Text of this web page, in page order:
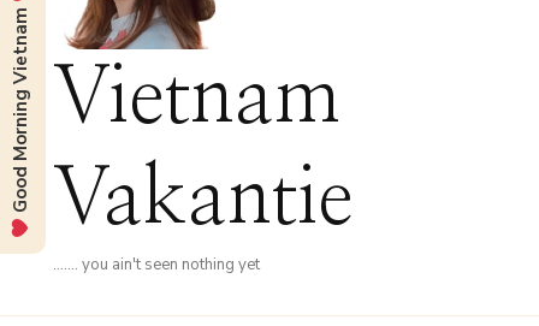
Vietnam
Vakantie
……. you ain't seen nothing yet
Good Morning Vietnam